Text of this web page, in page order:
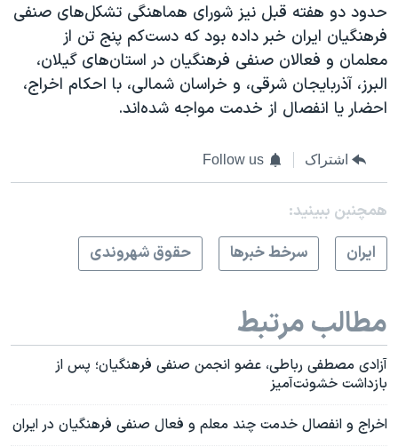
حدود دو هفته قبل نیز شورای هماهنگی تشکل‌های صنفی
فرهنگیان ایران خبر داده بود که دست‌کم پنج تن از
معلمان و فعالان صنفی فرهنگیان در استان‌های گیلان،
البرز، آذربایجان شرقی، و خراسان شمالی، با احکام اخراج،
احضار یا انفصال از خدمت مواجه شده‌اند.
اشتراک Follow us
همچنبن ببینید:
ايران
سرخط خبرها حقوق شهروندی
مطالب مرتبط
آزادی مصطفی رباطی، عضو انجمن صنفی فرهنگیان؛ پس از
بازداشت خشونت‌آمیز
اخراج و انفصال خدمت چند معلم و فعال صنفی فرهنگیان در ایران